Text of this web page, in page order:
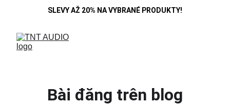
SLEVY AŽ 20% NA VYBRANÉ PRODUKTY!
Bài đăng trên blog